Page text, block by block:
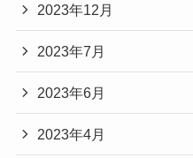
2023年12月
2023年7月
2023年6月
2023年4月